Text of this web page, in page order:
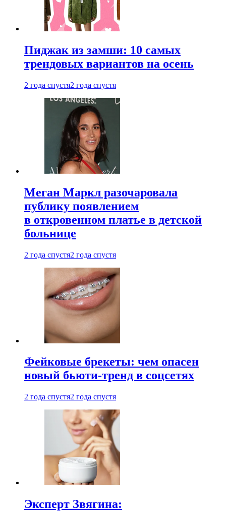
Пиджак из замши: 10 самых
трендовых вариантов на осень
2 года спустя2 года спустя
Меган Маркл разочаровала
публику появлением
в откровенном платье в детской
больнице
2 года спустя2 года спустя
Фейковые брекеты: чем опасен
новый бьюти-тренд в соцсетях
2 года спустя2 года спустя
Эксперт Звягина: